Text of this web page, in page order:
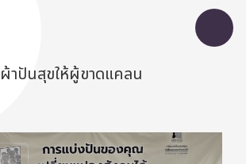
าปันสุขให้ผู้ขาดแคลน